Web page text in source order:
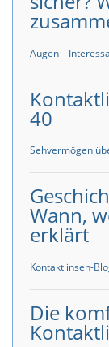
Augen –
40
Sehvermögen
Wann,
erklärt
Kontaktlinsen-
Die